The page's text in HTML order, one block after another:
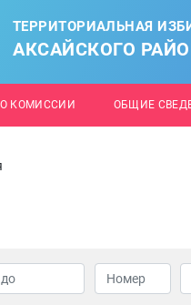
ТЕРРИТОРИАЛЬНАЯ
АКСАЙСКОГО
О КОМИССИИ ОБЩИЕ